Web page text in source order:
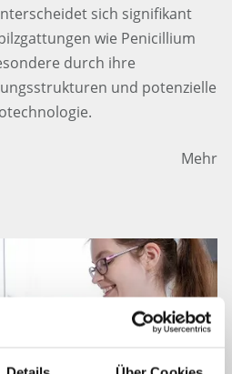
sich signifikant
wie Penicillium
durch ihre
und potenzielle
Mehr